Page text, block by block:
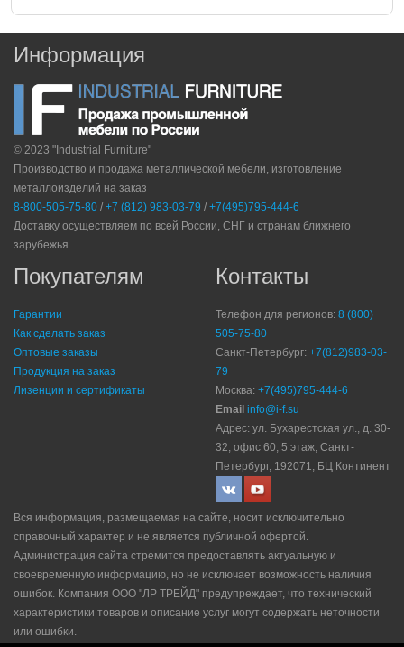
Информация
© 2023 "Industrial Furniture"
Производство и продажа металлической мебели, изготовление
металлоизделий на заказ
8-800-505-75-80 / +7 (812) 983-03-79 / +7(495)795-444-6
Доставку осуществляем по всей России, СНГ и странам ближнего
зарубежья
Покупателям
Гарантии
Как сделать заказ
Оптовые заказы
Продукция на заказ
Лизенции и сертификаты
Контакты
Телефон для регионов: 8 (800)
505-75-80
Санкт-Петербург: +7(812)983-03-
79
Москва: +7(495)795-444-6
Email info@i-f.su
Адрес: ул. Бухарестская ул., д. 30-
32, офис 60, 5 этаж, Санкт-
Петербург, 192071, БЦ Континент
Вся информация, размещаемая на сайте, носит исключительно
справочный характер и не является публичной офертой.
Администрация сайта стремится предоставлять актуальную и
своевременную информацию, но не исключает возможность наличия
ошибок. Компания ООО "ЛР ТРЕЙД" прeдупрeждaeт, что технический
характеристики товаров и описание услуг могут содержать неточности
или ошибки.